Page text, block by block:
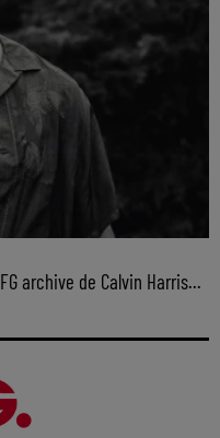
archive de Calvin Harris...